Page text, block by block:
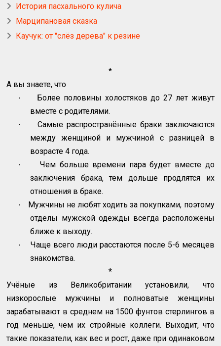
История пасхального кулича
Марципановая сказка
Каучук: от "слёз дерева" к резине
*
А вы знаете, что
·
Более половины холостяков до 27 лет живут
вместе с родителями.
·
Самые распространённые браки заключаются
между женщиной и мужчиной с разницей в
возрасте 4 года.
·
Чем больше времени пара будет вместе до
заключения брака, тем дольше продлятся их
отношения в браке.
·
Мужчины не любят ходить за покупками, поэтому
отделы мужской одежды всегда расположены
ближе к выходу.
·
Чаще всего люди расстаются после 5-6 месяцев
знакомства.
*
Учёные из Великобритании установили, что
низкорослые мужчины и полноватые женщины
зарабатывают в среднем на 1500 фунтов стерлингов в
год меньше, чем их стройные коллеги. Выходит, что
такие показатели, как вес и рост, даже при одинаковом